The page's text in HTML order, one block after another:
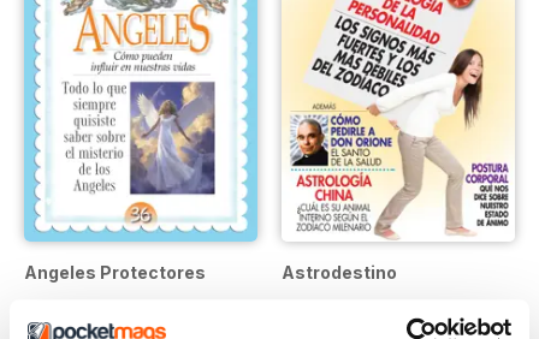
Angeles Protectores
€16,99
Astrodestino